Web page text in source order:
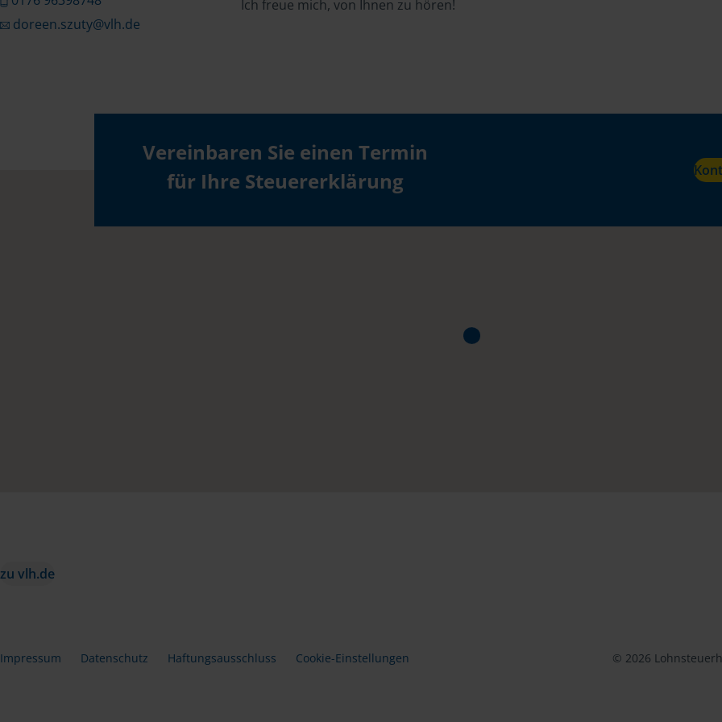
doreen.szuty@vlh.de
Ich freue mich, von Ihnen zu hören!
Vereinbaren Sie einen Termin
für Ihre Steuererklärung
zu vlh.de
Impressum Datenschutz Haftungsausschluss Cookie-Einstellungen © 2026